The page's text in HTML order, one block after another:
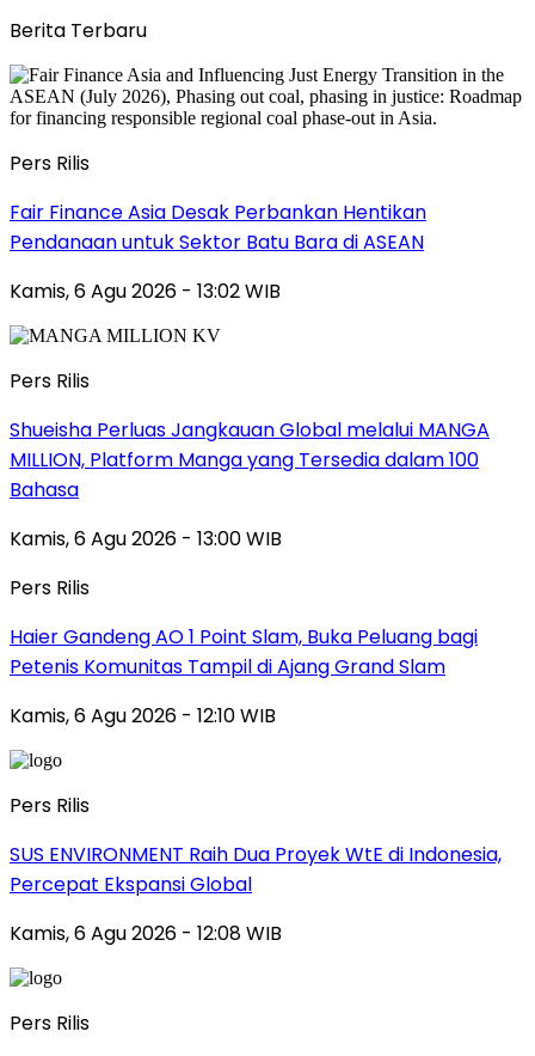
Berita Terbaru
Pers Rilis
Fair Finance Asia Desak Perbankan Hentikan
Pendanaan untuk Sektor Batu Bara di ASEAN
Kamis, 6 Agu 2026 - 13:02 WIB
Pers Rilis
Shueisha Perluas Jangkauan Global melalui MANGA
MILLION, Platform Manga yang Tersedia dalam 100
Bahasa
Kamis, 6 Agu 2026 - 13:00 WIB
Pers Rilis
Haier Gandeng AO 1 Point Slam, Buka Peluang bagi
Petenis Komunitas Tampil di Ajang Grand Slam
Kamis, 6 Agu 2026 - 12:10 WIB
Pers Rilis
SUS ENVIRONMENT Raih Dua Proyek WtE di Indonesia,
Percepat Ekspansi Global
Kamis, 6 Agu 2026 - 12:08 WIB
Pers Rilis